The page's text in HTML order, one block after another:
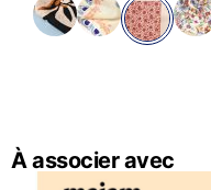
À associer avec